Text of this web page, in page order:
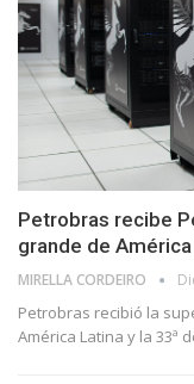
Petrobras recibe
grande de
MIRELLA CORDEIRO
Petrobras recibió la
América Latina y la 33ª